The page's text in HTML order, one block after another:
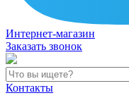
Интернет-магазин
Заказать звонок
Контакты